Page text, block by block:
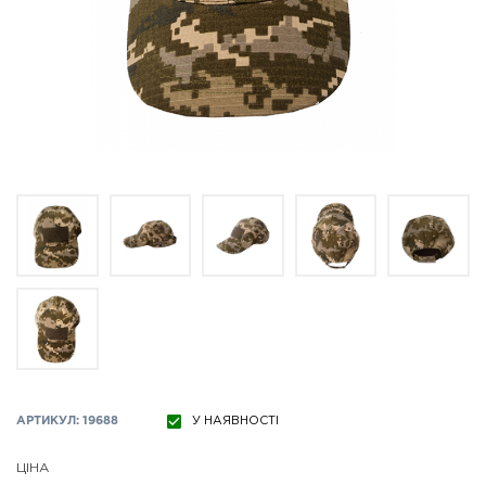
АРТИКУЛ: 19688 У НАЯВНОСТІ
ЦІНА